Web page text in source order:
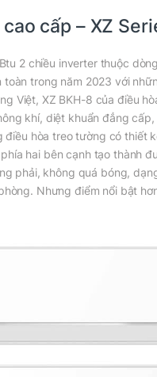
cấp – XZ
2 chiều inverter thuộc
trong năm 2023 với
Việt, XZ BKH-8 của điều
khí, diệt khuẩn đẳng
điều hòa treo tường có thiết
hai bên cạnh tạo thành
phải, không quá bóng,
Nhưng điểm nổi bật